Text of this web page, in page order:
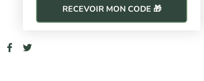
RECEVOIR MON CODE 🎁